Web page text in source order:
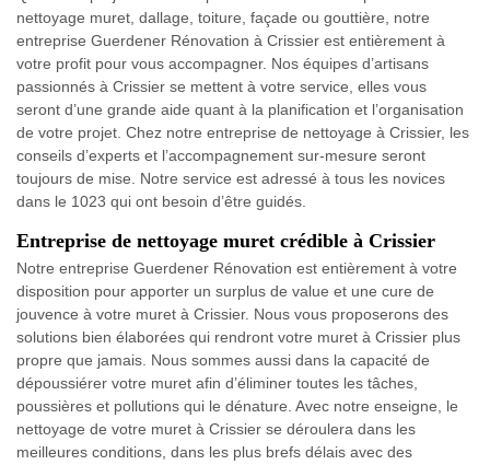
nettoyage muret, dallage, toiture, façade ou gouttière, notre
entreprise Guerdener Rénovation à Crissier est entièrement à
votre profit pour vous accompagner. Nos équipes d’artisans
passionnés à Crissier se mettent à votre service, elles vous
seront d’une grande aide quant à la planification et l’organisation
de votre projet. Chez notre entreprise de nettoyage à Crissier, les
conseils d’experts et l’accompagnement sur-mesure seront
toujours de mise. Notre service est adressé à tous les novices
dans le 1023 qui ont besoin d’être guidés.
Entreprise de nettoyage muret crédible à Crissier
Notre entreprise Guerdener Rénovation est entièrement à votre
disposition pour apporter un surplus de value et une cure de
jouvence à votre muret à Crissier. Nous vous proposerons des
solutions bien élaborées qui rendront votre muret à Crissier plus
propre que jamais. Nous sommes aussi dans la capacité de
dépoussiérer votre muret afin d’éliminer toutes les tâches,
poussières et pollutions qui le dénature. Avec notre enseigne, le
nettoyage de votre muret à Crissier se déroulera dans les
meilleures conditions, dans les plus brefs délais avec des